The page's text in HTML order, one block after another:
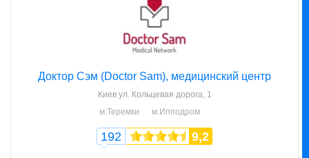
Доктор Сэм (Doctor Sam), медицинский центр
Киев ул. Кольцевая дорога, 1
м.Теремки
м.Ипподром
192 9,2